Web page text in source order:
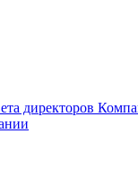
директоров